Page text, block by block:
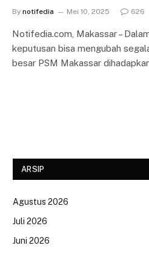
By notifedia Mei 10, 2025 626
Notifedia.com, Makassar –
keputusan bisa mengubah
besar PSM Makassar
ARSIP
Agustus 2026
Juli 2026
Juni 2026